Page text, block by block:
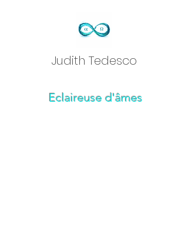
Judith Tedesco
Eclaireuse d'âmes